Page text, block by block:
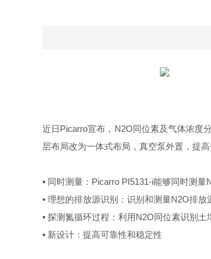
近日Picarro宣布，N2O同位素及气体浓度
层布局改为一体式布局，真空泵外置，提
▪ 同时测量：Picarro PI5131-i能够同时测量
▪ 理想的排放源识别：识别和测量N2O排放
▪ 探测氮循环过程：利用N2O同位素识别
▪ 新设计：提高可靠性和稳定性